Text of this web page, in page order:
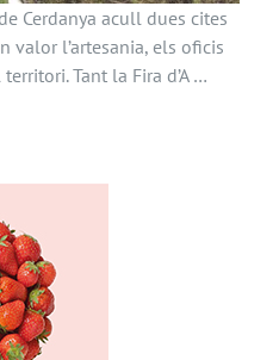
Cerdanya acull dues cites
valor l’artesania, els oficis
Tant la Fira d’A …